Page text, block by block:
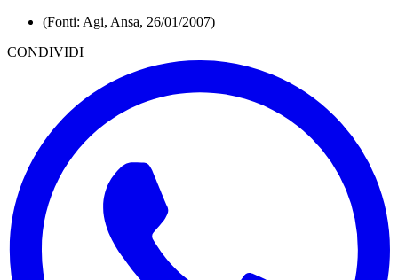
(Fonti: Agi, Ansa, 26/01/2007)
CONDIVIDI